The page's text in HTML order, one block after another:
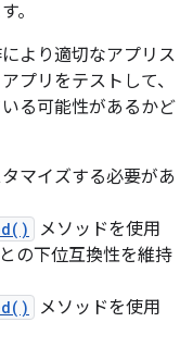
。
より適切なアプリス
プリをテストして、
る可能性があるかど
マイズする必要があ
メソッドを使用
の下位互換性を維持
メソッドを使用